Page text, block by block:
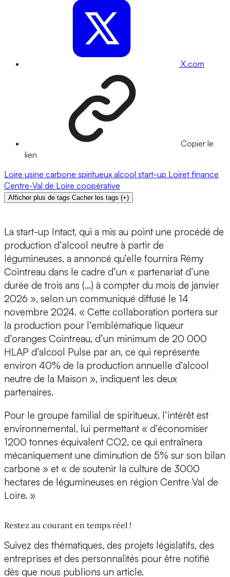
X.com
Copier le
lien
Loire usine carbone spiritueux alcool start-up Loiret finance
Centre-Val de Loire coopérative
Afficher plus de tags Cacher les tags (+)
La start-up Intact, qui a mis au point une procédé de
production d’alcool neutre à partir de
légumineuses, a annoncé qu’elle fournira Rémy
Cointreau dans le cadre d’un « partenariat d’une
durée de trois ans (…) à compter du mois de janvier
2026 », selon un communiqué diffusé le 14
novembre 2024. « Cette collaboration portera sur
la production pour l’emblématique liqueur
d’oranges Cointreau, d’un minimum de 20 000
HLAP d’alcool Pulse par an, ce qui représente
environ 40% de la production annuelle d’alcool
neutre de la Maison », indiquent les deux
partenaires.
Pour le groupe familial de spiritueux, l’intérêt est
environnemental, lui permettant « d’économiser
1200 tonnes équivalent CO2, ce qui entraînera
mécaniquement une diminution de 5% sur son bilan
carbone » et « de soutenir la culture de 3000
hectares de légumineuses en région Centre Val de
Loire. »
Restez au courant en temps réel !
Suivez des thématiques, des projets législatifs, des
entreprises et des personnalités pour être notifié
dès que nous publions un article.